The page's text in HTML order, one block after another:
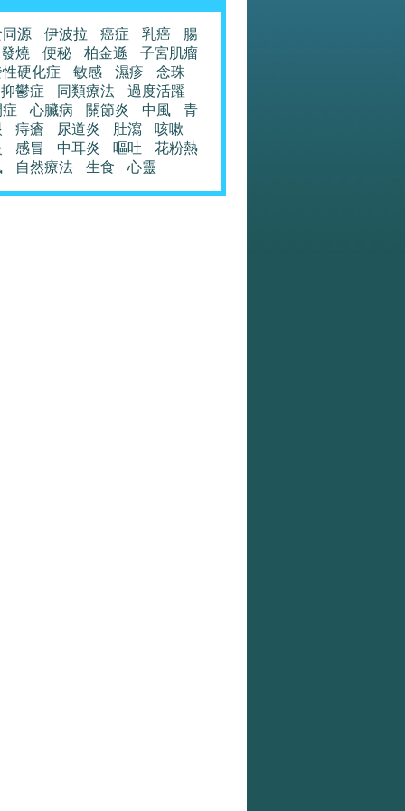
源 伊波拉 癌症 乳癌
腸
發燒
便秘 柏金遜
子宮肌瘤
硬化症
敏感 濕疹
念珠
抑鬱症
同類療法
過度活躍
心臟病 關節炎 中風
青
痔瘡 尿道炎 肚瀉
咳嗽
感冒 中耳炎 嘔吐
花粉熱
自然療法 生食 心靈